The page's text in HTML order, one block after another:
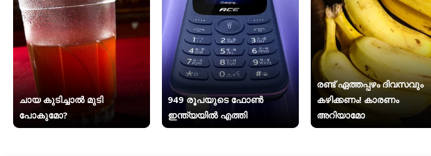
ചായ കുടിച്ചാൽ മുടി
പോകുമോ?
949 രൂപയുടെ ഫോൺ
ഇന്ത്യയിൽ എത്തി
രണ്ട് ഏത്തപ്പഴം ദിവസവും
കഴിക്കണം! കാരണം
അറിയാമോ